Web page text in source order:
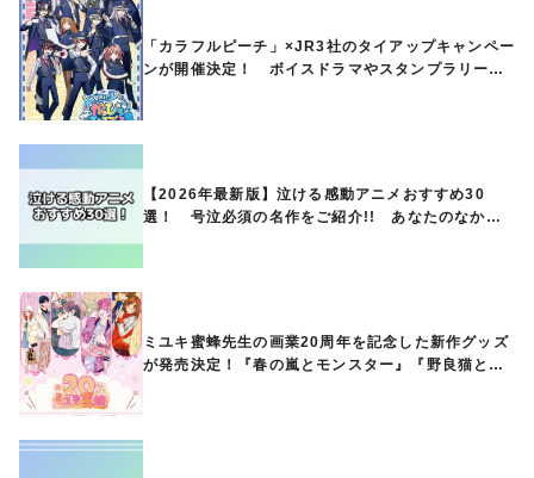
「カラフルピーチ」×JR3社のタイアップキャンペー
ンが開催決定！ ボイスドラマやスタンプラリー、
【2026年最新版】泣ける感動アニメおすすめ30
選！ 号泣必須の名作をご紹介!! あなたのなかの
ミユキ蜜蜂先生の画業20周年を記念した新作グッズ
が発売決定！『春の嵐とモンスター』『野良猫と